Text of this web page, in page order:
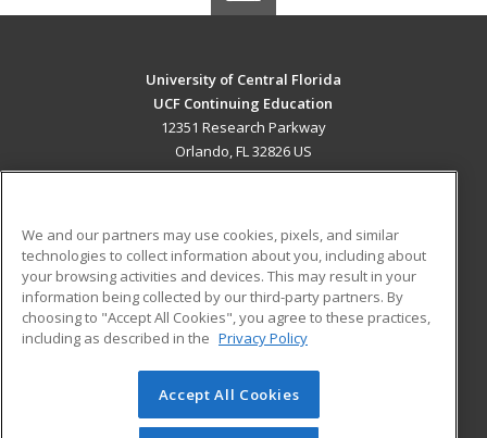
University of Central Florida
UCF Continuing Education
12351 Research Parkway
Orlando, FL 32826 US
ADDITIONAL RESOURCES
Military
Financial Assistance
Help
Student Blog
© 2026 ed2go, a division of Cengage Learning. All rights
reserved. The material on this site cannot be reproduced or
We and our partners may use cookies, pixels, and similar
technologies to collect information about you, including about
your browsing activities and devices. This may result in your
information being collected by our third-party partners. By
choosing to "Accept All Cookies", you agree to these practices,
including as described in the Privacy Policy
Accept All Cookies